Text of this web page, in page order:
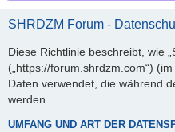
SHRDZM Forum -
Diese Richtlinie beschreibt, wie
(„https://forum.shrdzm.com“)
Daten verwendet, die während
werden.
UMFANG UND ART DER